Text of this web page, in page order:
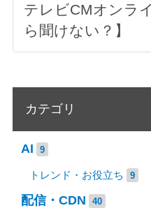
テレビCMオンラ
ら聞けない？】
カテゴリ
AI 9
トレンド・お役立ち 9
配信・CDN 40